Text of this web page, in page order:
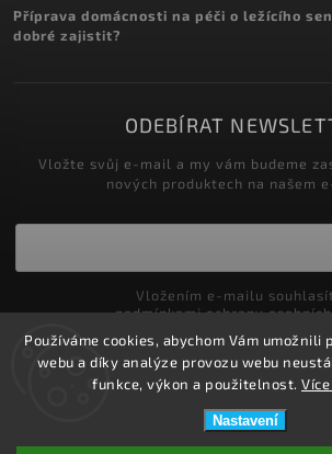
Používáme cookies, abychom Vám
webu a díky analýze provozu webu
funkce, výkon a použitelnost.
Nastavení
Příprava domácnosti na péči o ležícího
dobré zajistit?
ODEBÍRAT
Vložte svůj e-mail a my vám budeme
nových produktech na našem
podmínkami ochrany
Přihlásit se